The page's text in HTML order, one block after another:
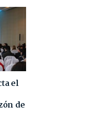
el
de